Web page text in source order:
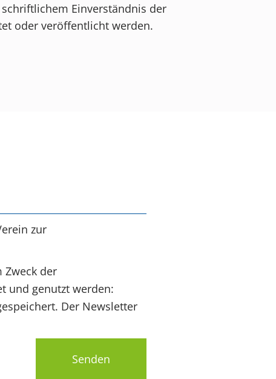
Einverständnis der
oder veröffentlicht werden.
zur
Zweck der
und genutzt werden:
Der Newsletter
Senden